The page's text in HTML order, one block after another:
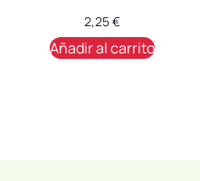
2,25€
Añadir al carrito